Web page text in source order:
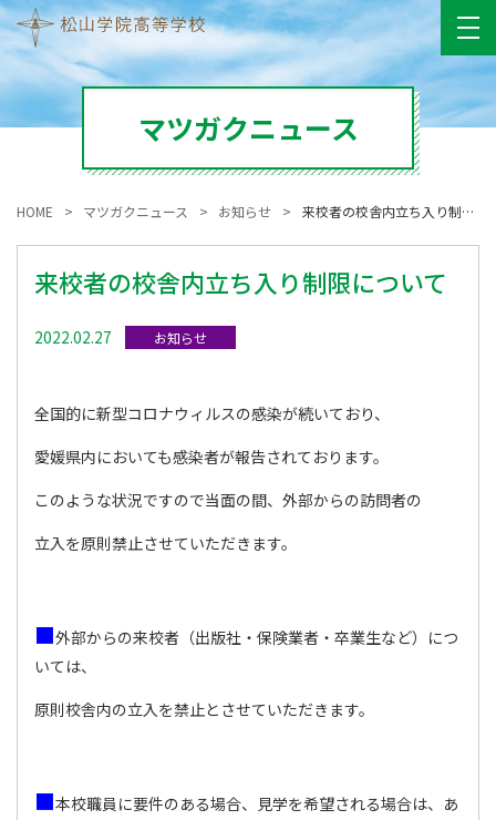
マツガクニュース
HOME マツガクニュース お知らせ 来校者の校舎内立ち入り制限について
来校者の校舎内立ち入り制限について
2022.02.27 お知らせ
全国的に新型コロナウィルスの感染が続いており、
愛媛県内においても感染者が報告されております。
このような状況ですので当面の間、外部からの訪問者の
立入を原則禁止させていただきます。
■外部からの来校者（出版社・保険業者・卒業生など）につ
いては、
原則校舎内の立入を禁止とさせていただきます。
■本校職員に要件のある場合、見学を希望される場合は、あ